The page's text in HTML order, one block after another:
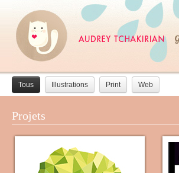
Tous Illustrations Print Web
Projets